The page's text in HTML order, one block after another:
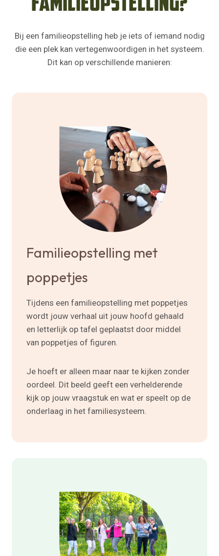
Bij een familieopstelling heb je iets of iemand nodig
die een plek kan vertegenwoordigen in het systeem.
Dit kan op verschillende manieren:
Familieopstelling met
poppetjes
Tijdens een familieopstelling met poppetjes
wordt jouw verhaal uit jouw hoofd gehaald
en letterlijk op tafel geplaatst door middel
van poppetjes of figuren.
Je hoeft er alleen maar naar te kijken zonder
oordeel. Dit beeld geeft een verhelderende
kijk op jouw vraagstuk en wat er speelt op de
onderlaag in het familiesysteem.